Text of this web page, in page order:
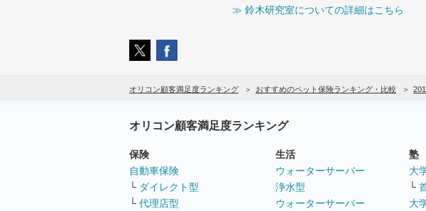
≫ 鈴木研究室についての詳細はこちら
オリコン顧客満足度ランキング おすすめのペット保険ランキング・比較
オリコン顧客満足度ランキング
保険
自動車保険
└ ダイレクト型
└ 代理店型
生活
ウォーターサーバー
浄水型
ウォーターサーバー
塾
大
└
大